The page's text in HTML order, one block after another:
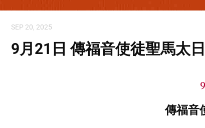
SEP 20, 2025
9月21日 傳福音使徒聖馬太日
傳福音